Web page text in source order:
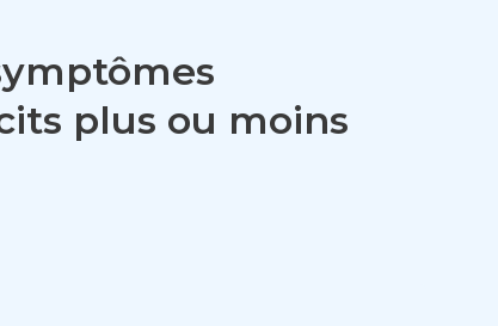
plus ou moins